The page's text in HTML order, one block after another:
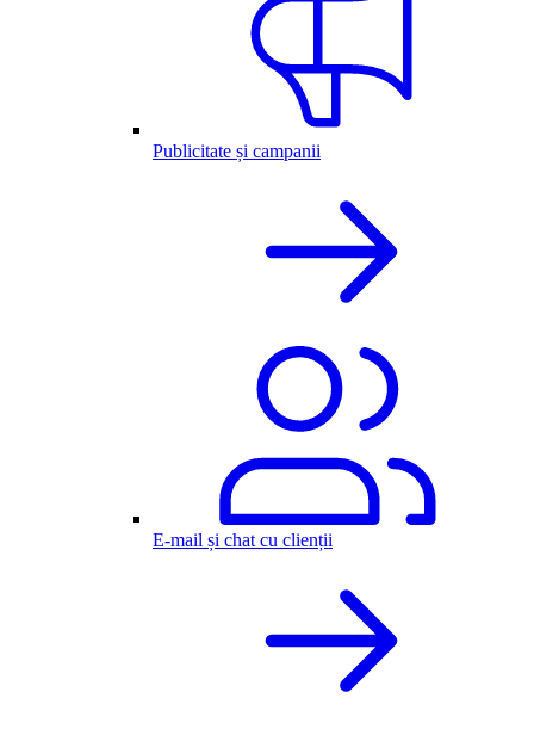
Publicitate și campanii
E-mail și chat cu clienții